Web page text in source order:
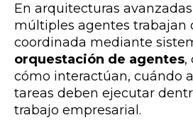
En arquitecturas
múltiples agentes trabajan
coordinada mediante
orquestación de agentes,
cómo interactúan, cuándo
tareas deben ejecutar
trabajo empresarial.